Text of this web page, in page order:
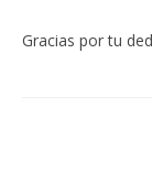
Gracias por tu